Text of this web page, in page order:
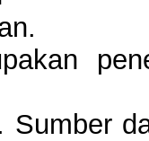
Sumber